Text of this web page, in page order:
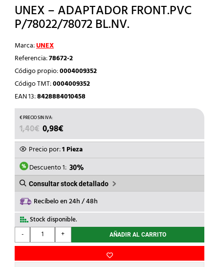
UNEX – ADAPTADOR FRONT.PVC
P/78022/78072 BL.NV.
Marca:UNEX
Referencia:78672-2
Código propio:0004009352
Código TMT:0004009352
EAN 13:8428884010458
1,40€ EL
PRECIO
ORIGINAL
ERA:
1,40€.
0,98€
PRECIO
ACTUAL
ES:
0,98€.
Precio por:1 Pieza
Descuento 1: 30%
Consultar stock detallado
Recíbelo en 24h / 48h
Stock disponible.
-
UNEX
-
FRONT.PVC
+ AÑADIR AL CARRITO